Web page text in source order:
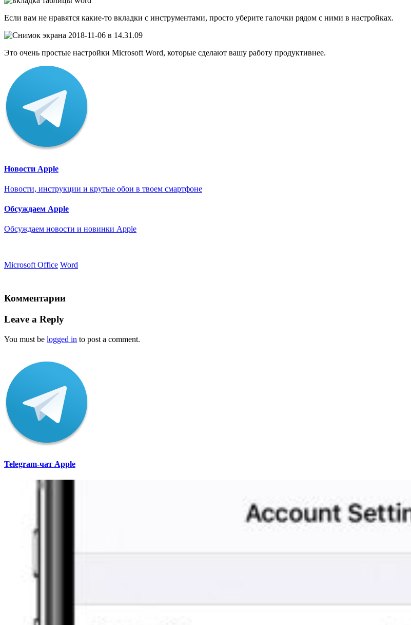
Если вам не нравятся какие-то вкладки с инструментами, просто уберите галочки рядом с ними в настройках.
Это очень простые настройки Microsoft Word, которые сделают вашу работу продуктивнее.
Новости Apple
Новости, инструкции и крутые обои в твоем смартфоне
Обсуждаем Apple
Обсуждаем новости и новинки Apple
Microsoft Office Word
Комментарии
Leave a Reply
You must be logged in to post a comment.
Telegram-чат Apple